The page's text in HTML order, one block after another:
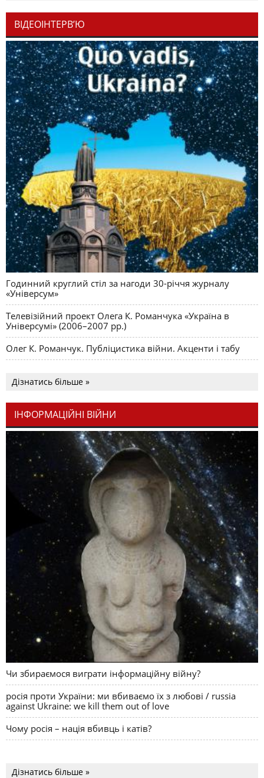
ВІДЕОІНТЕРВ’Ю
Годинний круглий стіл за нагоди 30-річчя журналу
«Універсум»
Телевізійний проект Олега К. Романчука «Україна в
Універсумі» (2006–2007 рр.)
Олег К. Романчук. Публіцистика війни. Акценти і табу
Дізнатись більше »
ІНФОРМАЦІЙНІ ВІЙНИ
Чи збираємося виграти інформаційну війну?
росія проти України: ми вбиваємо їх з любові / russia
against Ukraine: we kill them out of love
Чому росія – нація вбивць і катів?
Дізнатись більше »